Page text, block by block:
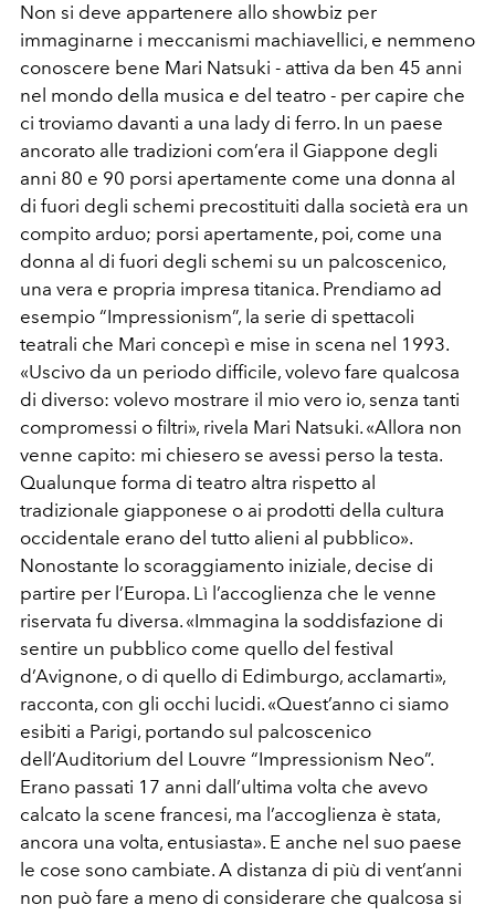
Non si deve appartenere allo showbiz per
immaginarne i meccanismi machiavellici, e nemmeno
conoscere bene Mari Natsuki - attiva da ben 45 anni
nel mondo della musica e del teatro - per capire che
ci troviamo davanti a una lady di ferro. In un paese
ancorato alle tradizioni com’era il Giappone degli
anni 80 e 90 porsi apertamente come una donna al
di fuori degli schemi precostituiti dalla società era un
compito arduo; porsi apertamente, poi, come una
donna al di fuori degli schemi su un palcoscenico,
una vera e propria impresa titanica. Prendiamo ad
esempio “Impressionism”, la serie di spettacoli
teatrali che Mari concepì e mise in scena nel 1993.
«Uscivo da un periodo difficile, volevo fare qualcosa
di diverso: volevo mostrare il mio vero io, senza tanti
compromessi o filtri», rivela Mari Natsuki. «Allora non
venne capito: mi chiesero se avessi perso la testa.
Qualunque forma di teatro altra rispetto al
tradizionale giapponese o ai prodotti della cultura
occidentale erano del tutto alieni al pubblico».
Nonostante lo scoraggiamento iniziale, decise di
partire per l’Europa. Lì l’accoglienza che le venne
riservata fu diversa. «Immagina la soddisfazione di
sentire un pubblico come quello del festival
d’Avignone, o di quello di Edimburgo, acclamarti»,
racconta, con gli occhi lucidi. «Quest’anno ci siamo
esibiti a Parigi, portando sul palcoscenico
dell’Auditorium del Louvre “Impressionism Neo”.
Erano passati 17 anni dall’ultima volta che avevo
calcato la scene francesi, ma l’accoglienza è stata,
ancora una volta, entusiasta». E anche nel suo paese
le cose sono cambiate. A distanza di più di vent’anni
non può fare a meno di considerare che qualcosa si